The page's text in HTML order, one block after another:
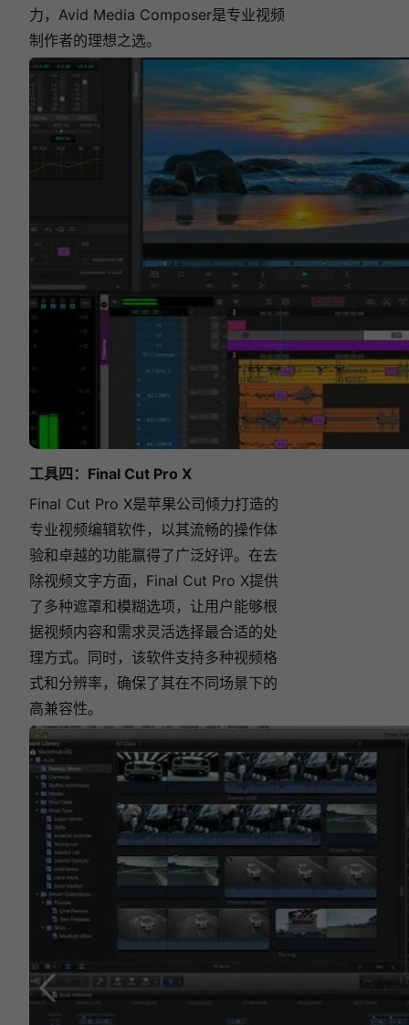
力，Avid Media Composer是专业视频
制作者的理想之选。
工具四： Final Cut Pro X
Final Cut Pro X是苹果公司倾力打造的
专业视频编辑软件，以其流畅的操作体
验和卓越的功能赢得了广泛好评。在去
除视频文字方面，Final Cut Pro X提供
了多种遮罩和模糊选项，让用户能够根
据视频内容和需求灵活选择最合适的处
理方式。同时，该软件支持多种视频格
式和分辨率，确保了其在不同场景下的
高兼容性。